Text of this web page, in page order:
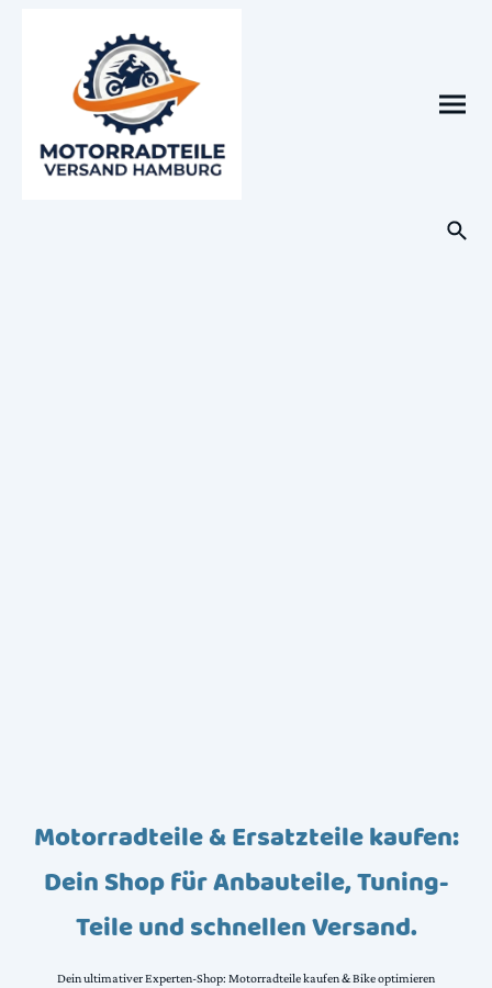
Motorradteile & Ersatzteile kaufen:
Dein Shop für Anbauteile, Tuning-
Teile und schnellen Versand.
Dein ultimativer Experten-Shop: Motorradteile kaufen & Bike optimieren